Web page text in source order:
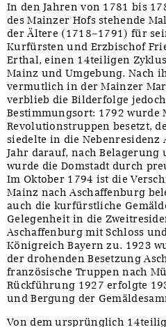
In den Jahren von 1781 bis
des Mainzer Hofs stehende
der Ältere (1718–1791) für
Kurfürsten und Erzbischof
Erthal, einen 14teiligen
Mainz und Umgebung. Nach
vermutlich in der Mainzer
verblieb die Bilderfolge
Bestimmungsort: 1792 wurde
Revolutionstruppen besetzt,
siedelte in die Nebenresidenz
Jahr darauf, nach
wurde die Domstadt durch
Im Oktober 1794 ist die
Mainz nach Aschaffenburg
auch die kurfürstliche
Gelegenheit in die
Aschaffenburg mit Schloss
Königreich Bayern zu. 1923
der drohenden Besetzung
französische Truppen nach
Rückführung 1927 erfolgte
und Bergung der
Von dem ursprünglich